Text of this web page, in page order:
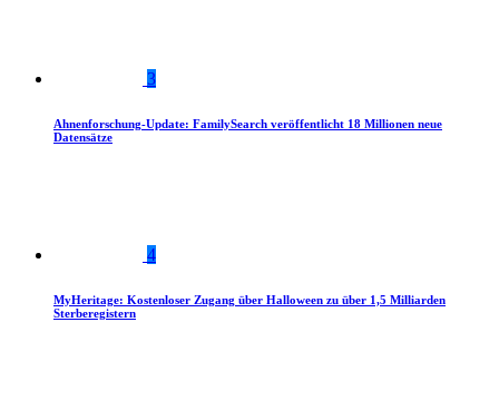
3
Ahnenforschung-Update: FamilySearch veröffentlicht 18 Millionen neue
Datensätze
4
MyHeritage: Kostenloser Zugang über Halloween zu über 1,5 Milliarden
Sterberegistern